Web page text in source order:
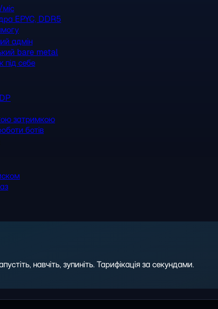
EPYC, DDR5
адмін
bare metal
під себе
затримкою
ботів
навчіть, зупиніть. Тарифікація за секундами.